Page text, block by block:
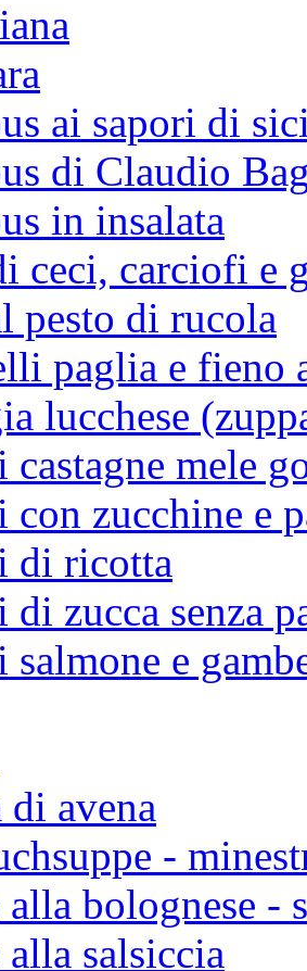
ai sapori di
di Claudio
in insalata
ceci, carciofi e
pesto di rucola
paglia e fieno
lucchese
castagne mele
con zucchine e
di ricotta
di zucca senza
salmone e
di avena
-
alla bolognese -
alla salsiccia